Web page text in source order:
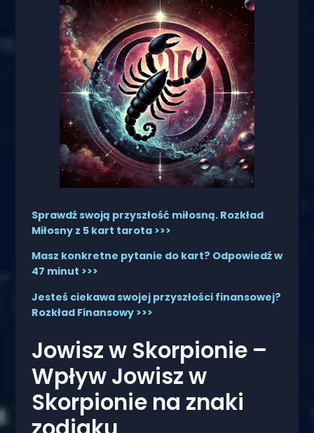
Sprawdź swoją przyszłość miłosną. Rozkład
Miłosny z 5 kart tarota >>>
Masz konkretne pytanie do kart? Odpowiedź w
47 minut >>>
Jesteś ciekawa swojej przyszłości finansowej?
Rozkład Finansowy >>>
Jowisz w Skorpionie –
Wpływ Jowisz w
Skorpionie na znaki